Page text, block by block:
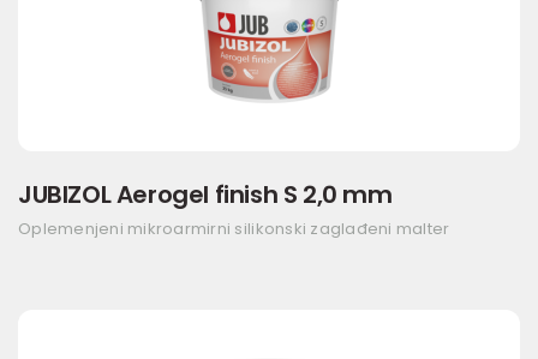
JUBIZOL Aerogel finish S 2,0 mm
Oplemenjeni mikroarmirni silikonski zaglađeni malter